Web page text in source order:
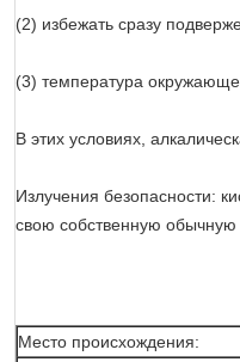
(2) избежать сразу
(3) температура
В этих условиях,
Излучения безопасности:
свою собственную обычную
Место происхождения: